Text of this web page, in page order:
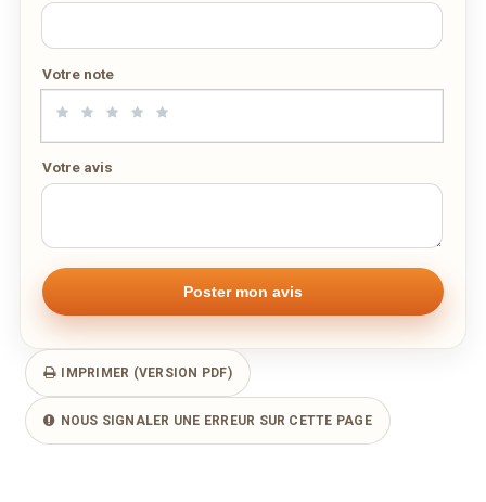
Votre note
Votre avis
IMPRIMER (VERSION PDF)
NOUS SIGNALER UNE ERREUR SUR CETTE PAGE